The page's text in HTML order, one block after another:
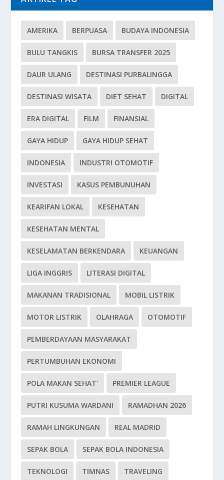
AMERIKA BERPUASA BUDAYA INDONESIA
BULU TANGKIS BURSA TRANSFER 2025
DAUR ULANG DESTINASI PURBALINGGA
DESTINASI WISATA DIET SEHAT DIGITAL
ERA DIGITAL FILM FINANSIAL
GAYA HIDUP GAYA HIDUP SEHAT
INDONESIA INDUSTRI OTOMOTIF
INVESTASI KASUS PEMBUNUHAN
KEARIFAN LOKAL KESEHATAN
KESEHATAN MENTAL
KESELAMATAN BERKENDARA KEUANGAN
LIGA INGGRIS LITERASI DIGITAL
MAKANAN TRADISIONAL MOBIL LISTRIK
MOTOR LISTRIK OLAHRAGA OTOMOTIF
PEMBERDAYAAN MASYARAKAT
PERTUMBUHAN EKONOMI
POLA MAKAN SEHAT' PREMIER LEAGUE
PUTRI KUSUMA WARDANI RAMADHAN 2026
RAMAH LINGKUNGAN REAL MADRID
SEPAK BOLA SEPAK BOLA INDONESIA
TEKNOLOGI TIMNAS TRAVELING